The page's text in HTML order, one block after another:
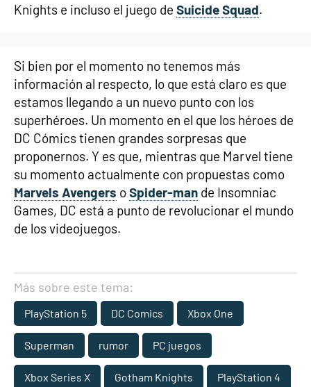
Knights e incluso el juego de Suicide Squad.
Si bien por el momento no tenemos más
información al respecto, lo que está claro es que
estamos llegando a un nuevo punto con los
superhéroes. Un momento en el que los héroes de
DC Cómics tienen grandes sorpresas que
proponernos. Y es que, mientras que Marvel tiene
su momento actualmente con propuestas como
Marvels Avengers oSpider-man de Insomniac
Games, DC está a punto de revolucionar el mundo
de los videojuegos.
Más sobre este tema:
PlayStation 5 DC Comics Xbox One
Superman rumor PC juegos
Xbox Series X Gotham Knights PlayStation 4